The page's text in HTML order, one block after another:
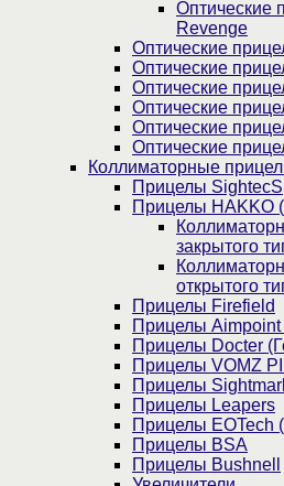
Оптические
Revenge
Оптические
Оптические
Оптические
Оптические
Оптические
Оптические
Коллиматорные
Прицелы SightecS
Прицелы HAKKO
закрытого
открытого
Прицелы Firefield
Прицелы
Прицелы Docter
Прицелы VOMZ
Прицелы
Прицелы Leapers
Прицелы
Прицелы BSA
Прицелы Bushnell